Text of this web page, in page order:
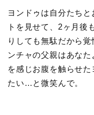
ヨンドゥは自分たち
トを見せて、2ヶ月後
りしても無駄だから
ンチャの父親はあな
を感じお腹を触らせ
たい…と微笑んで。